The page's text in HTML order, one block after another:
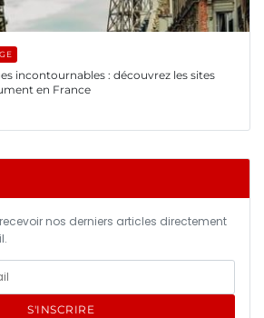
incontournables : découvrez les sites
en France
nos derniers articles directement
S'INSCRIRE